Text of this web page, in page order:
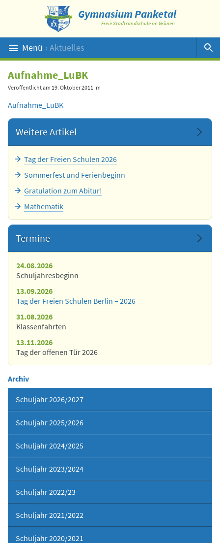
Gymnasium Panketal
Freie Stadtrandschule im Grünen
Menü › Aktuelles
Suche
Aufnahme_LuBK
Veröffentlicht am 19. Oktober 2011 im
Aufnahme_LuBK
Weitere Artikel
Tag der Freien Schulen 2026
Sommerfest und Ferienbeginn
Gratulation zum Abitur!
Mathematik
Termine
24.08.2026
Schuljahresbeginn
13.09.2026
Tag der Freien Schulen Berlin – 2026
31.08.2026
Klassenfahrten
13.11.2026
Tag der offenen Tür 2026
Archiv
Schuljahr 2026/2027
Schuljahr 2025/2026
Schuljahr 2024/2025
Schuljahr 2023/2024
Schuljahr 2022/23
Schuljahr 2021/2022
Schuljahr 2020/2021